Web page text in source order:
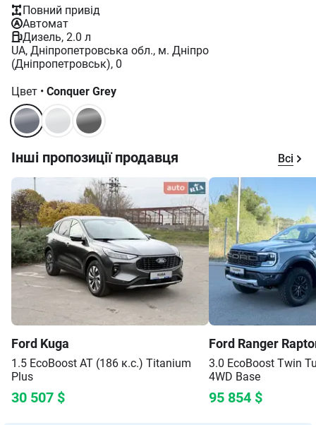
Повний привід
Автомат
Дизель, 2.0 л
UA, Дніпропетровська обл., м. Дніпро
(Дніпропетровськ), 0
Цвет • Conquer Grey
Інші пропозиції продавця Всі
Ford Kuga
1.5 EcoBoost AT (186 к.с.) Titanium
Plus
30 507 $
Ford Ranger
3.0 EcoBoost Twin
4WD Base
95 854 $